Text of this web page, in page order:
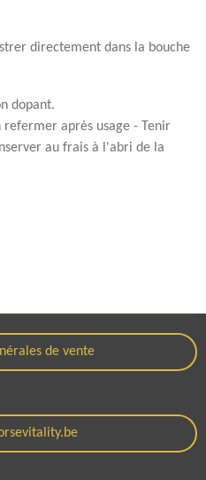
directement dans la bouche
dopant.
refermer après usage - Tenir
au frais à l'abri de la
de vente